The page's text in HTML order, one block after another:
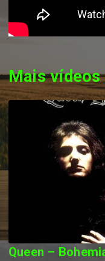
Mais vídeos
Queen –